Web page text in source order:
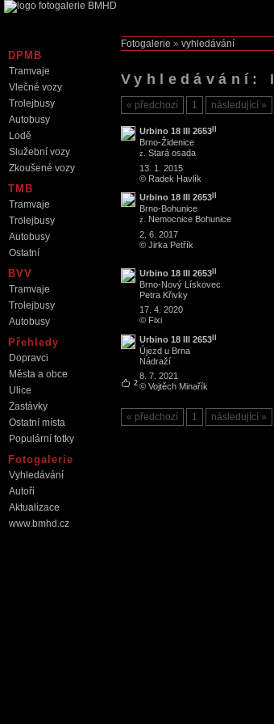
Fotogalerie » vyhledávání
Vyhledávání:
předchozí 1 následující
Urbino 18 III 2653
Brno-Židenice
z. Stará osada
13. 1. 2015
© Radek Havlík
Urbino 18 III 2653
Brno-Bohunice
z. Nemocnice Bohunice
2. 6. 2017
© Jirka Petřík
Urbino 18 III 2653
Brno-Nový Lískovec
Petra Křivky
17. 4. 2020
© Fixi
2
Urbino 18 III 2653
Újezd u Brna
Nádraží
8. 7. 2021
© Vojtěch Minařík
předchozí 1 následující
DPMB
Tramvaje
Vlečné vozy
Trolejbusy
Autobusy
Lodě
Služební vozy
Zkoušené vozy
TMB
Tramvaje
Trolejbusy
Autobusy
Ostatní
BVV
Tramvaje
Trolejbusy
Autobusy
Přehledy
Dopravci
Města a obce
Ulice
Zastávky
Ostatní místa
Populární fotky
Fotogalerie
Vyhledávání
Autoři
Aktualizace
www.bmhd.cz